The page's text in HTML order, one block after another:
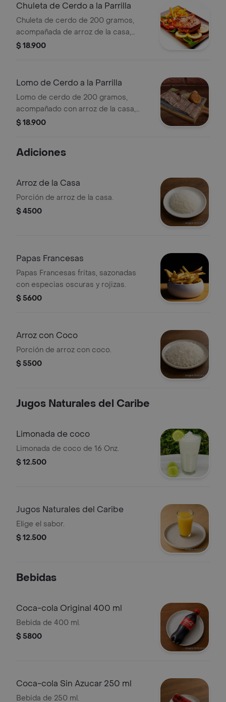
Chuleta de Cerdo a la Parrilla
Chuleta de cerdo de 200 gramos,
acompañada de arroz de la casa,
patacón y ensalada.
$ 18.900
Lomo de Cerdo a la Parrilla
Lomo de cerdo de 200 gramos,
acompañado con arroz de la casa,
patacón y ensalada.
$ 18.900
Adiciones
Arroz de la Casa
Porción de arroz de la casa.
$ 4500
Papas Francesas
Papas Francesas fritas, sazonadas
con especias oscuras y rojizas.
$ 5600
Arroz con Coco
Porción de arroz con coco.
$ 5500
Jugos Naturales del Caribe
Limonada de coco
Limonada de coco de 16 Onz.
$ 12.500
Jugos Naturales del Caribe
Elige el sabor.
$ 12.500
Bebidas
Coca-cola Original 400 ml
Bebida de 400 ml.
$ 5800
Coca-cola Sin Azucar 250 ml
Bebida de 250 ml.